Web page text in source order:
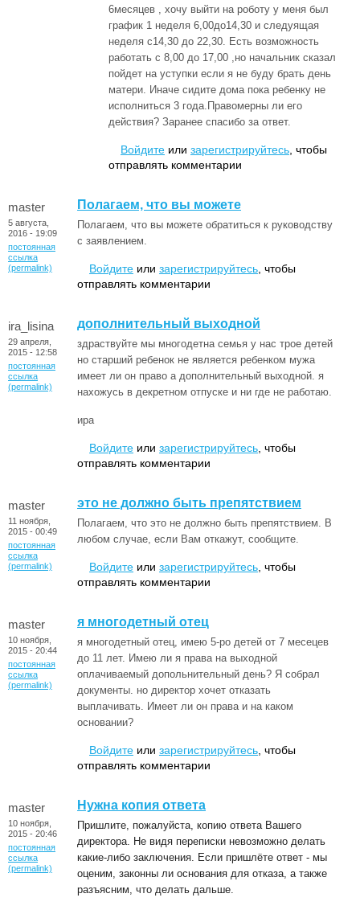
6месяцев , хочу выйти на роботу у меня был
график 1 неделя 6,00до14,30 и следуящая
неделя с14,30 до 22,30. Есть возможность
работать с 8,00 до 17,00 ,но начальник сказал
пойдет на уступки если я не буду брать день
матери. Иначе сидите дома пока ребенку не
исполниться 3 года.Правомерны ли его
действия? Заранее спасибо за ответ.
Войдите или зарегистрируйтесь , чтобы
отправлять комментарии
master
5 августа,
2016 - 19:09
постоянная
ссылка
(permalink)
Полагаем, что вы можете
Полагаем, что вы можете обратиться к руководству
с заявлением.
Войдите или зарегистрируйтесь , чтобы
отправлять комментарии
ira_lisina
29 апреля,
2015 - 12:58
постоянная
ссылка
(permalink)
дополнительный выходной
здраствуйте мы многодетна семья у нас трое детей
но старший ребенок не является ребенком мужа
имеет ли он право а дополнительный выходной. я
нахожусь в декретном отпуске и ни где не работаю.
ира
Войдите или зарегистрируйтесь , чтобы
отправлять комментарии
master
11 ноября,
2015 - 00:49
постоянная
ссылка
(permalink)
это не должно быть препятствием
Полагаем, что это не должно быть препятствием. В
любом случае, если Вам откажут, сообщите.
Войдите или зарегистрируйтесь , чтобы
отправлять комментарии
master
10 ноября,
2015 - 20:44
постоянная
ссылка
(permalink)
я многодетный отец
я многодетный отец, имею 5-ро детей от 7 месецев
до 11 лет. Имею ли я права на выходной
оплачиваемый допольнительный день? Я собрал
документы. но директор хочет отказать
выплачивать. Имеет ли он права и на каком
основании?
Войдите или зарегистрируйтесь , чтобы
отправлять комментарии
master
10 ноября,
2015 - 20:46
постоянная
ссылка
(permalink)
Нужна копия ответа
Пришлите, пожалуйста, копию ответа Вашего
директора. Не видя переписки невозможно делать
какие-либо заключения. Если пришлёте ответ - мы
оценим, законны ли основания для отказа, а также
разъясним, что делать дальше.